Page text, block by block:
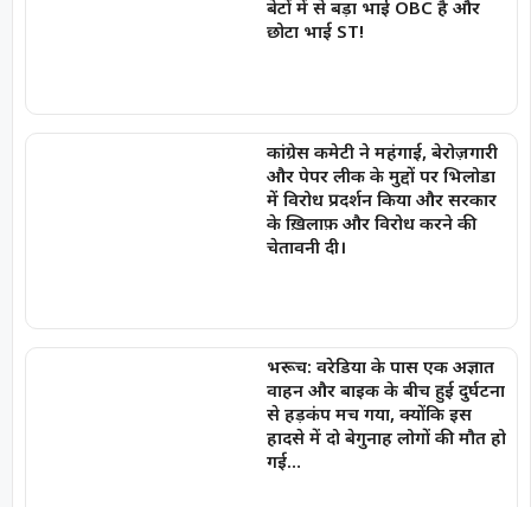
बेटों में से बड़ा भाई OBC है और
छोटा भाई ST!
कांग्रेस कमेटी ने महंगाई, बेरोज़गारी
और पेपर लीक के मुद्दों पर भिलोडा
में विरोध प्रदर्शन किया और सरकार
के ख़िलाफ़ और विरोध करने की
चेतावनी दी।
भरूच: वरेडिया के पास एक अज्ञात
वाहन और बाइक के बीच हुई दुर्घटना
से हड़कंप मच गया, क्योंकि इस
हादसे में दो बेगुनाह लोगों की मौत हो
गई…